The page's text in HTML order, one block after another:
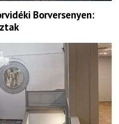
Borversenyen: